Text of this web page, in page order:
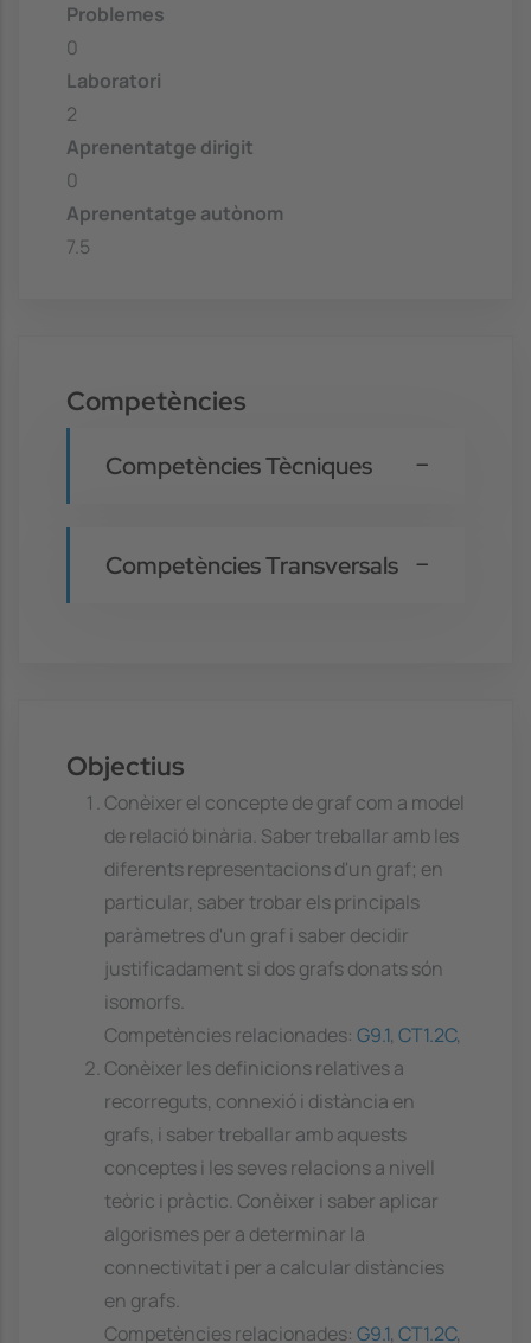
Problemes
0
Laboratori
2
Aprenentatge dirigit
0
Aprenentatge autònom
7.5
Competències
Competències Tècniques
Competències Transversals
Objectius
Conèixer el concepte de graf com a model
de relació binària. Saber treballar amb les
diferents representacions d'un graf; en
particular, saber trobar els principals
paràmetres d'un graf i saber decidir
justificadament si dos grafs donats són
isomorfs.
Competències relacionades: G9.1, CT1.2C,
Conèixer les definicions relatives a
recorreguts, connexió i distància en
grafs, i saber treballar amb aquests
conceptes i les seves relacions a nivell
teòric i pràctic. Conèixer i saber aplicar
algorismes per a determinar la
connectivitat i per a calcular distàncies
en grafs.
Competències relacionades: G9.1, CT1.2C,